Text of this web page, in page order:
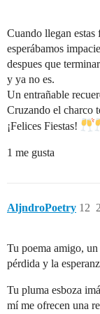
Cuando llegan estas
esperábamos
despues que
y ya no es.
Un entrañable
Cruzando el charco
¡Felices Fiestas!
1 me gusta
AljndroPoetry 12
Tu poema amigo,
pérdida y la
Tu pluma esboza
mí me ofrecen una